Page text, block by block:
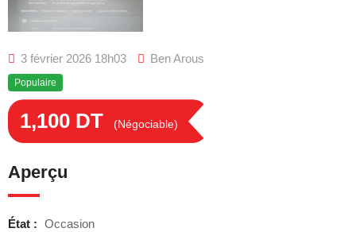
3 février 2026 18h03 Ben Arous
Populaire
1,100 DT (Négociable)
Aperçu
État : Occasion